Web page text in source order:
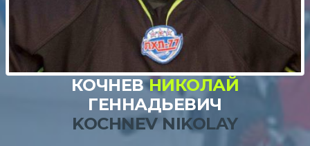
КОЧНЕВНИКОЛАЙ
ГЕННАДЬЕВИЧ
KOCHNEV NIKOLAY